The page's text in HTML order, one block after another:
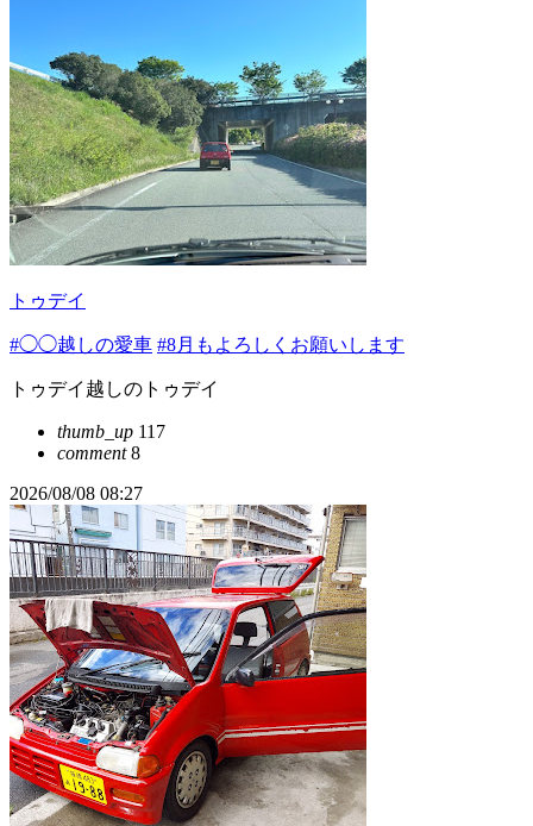
トゥデイ
#◯◯越しの愛車 #8月もよろしくお願いします
トゥデイ越しのトゥデイ
thumb_up 117
comment8
2026/08/08 08:27